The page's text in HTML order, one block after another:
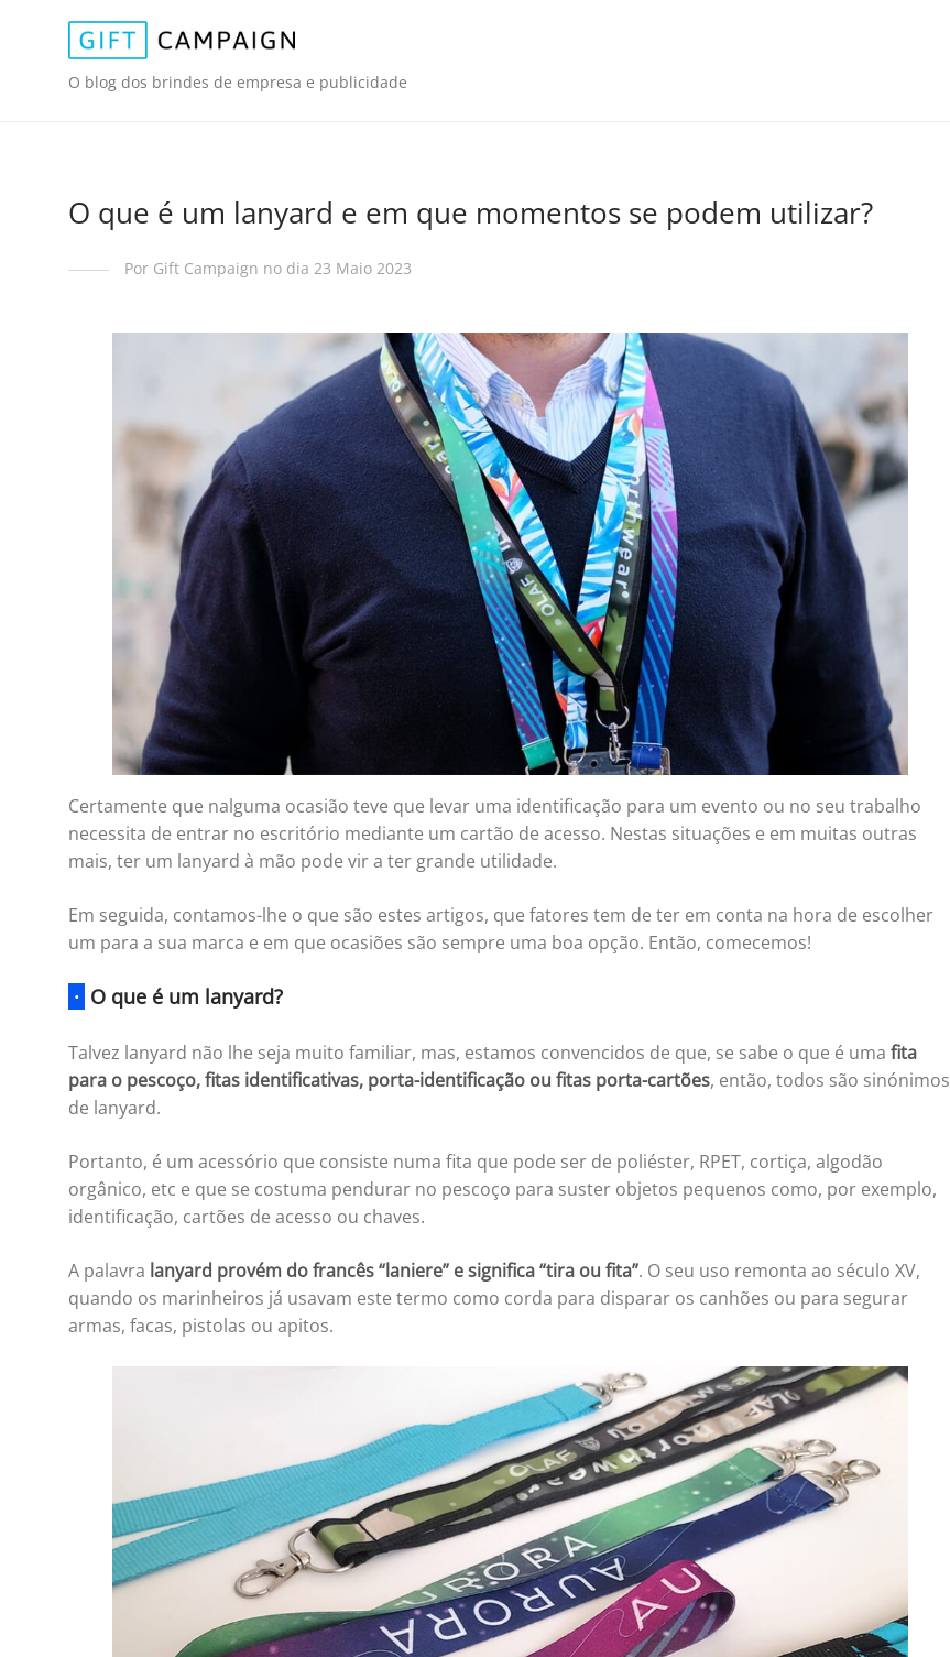
O blog dos brindes de empresa e publicidade
O que é um lanyard e em que momentos se podem utilizar?
Por Gift Campaign no dia 23 Maio 2023
Certamente que nalguma ocasião teve que levar uma identificação para um evento ou no seu trabalho
necessita de entrar no escritório mediante um cartão de acesso. Nestas situações e em muitas outras
mais, ter um lanyard à mão pode vir a ter grande utilidade.
Em seguida, contamos-lhe o que são estes artigos, que fatores tem de ter em conta na hora de escolher
um para a sua marca e em que ocasiões são sempre uma boa opção. Então, comecemos!
· O que é um lanyard?
Talvez lanyard não lhe seja muito familiar, mas, estamos convencidos de que, se sabe o que é uma fita
para o pescoço, fitas identificativas, porta-identificação ou fitas porta-cartões, então, todos são sinónimos
de lanyard.
Portanto, é um acessório que consiste numa fita que pode ser de poliéster, RPET, cortiça, algodão
orgânico, etc e que se costuma pendurar no pescoço para suster objetos pequenos como, por exemplo,
identificação, cartões de acesso ou chaves.
A palavra lanyard provém do francês “laniere” e significa “tira ou fita”. O seu uso remonta ao século XV,
quando os marinheiros já usavam este termo como corda para disparar os canhões ou para segurar
armas, facas, pistolas ou apitos.